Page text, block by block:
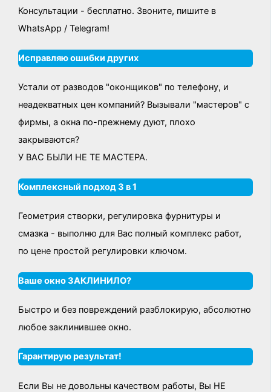
Консультации - бесплатно. Звоните, пишите в
WhatsApp / Telegram!
Исправляю ошибки других
Устали от разводов "оконщиков" по телефону, и
неадекватных цен компаний? Вызывали "мастеров" с
фирмы, а окна по-прежнему дуют, плохо
закрываются?
У ВАС БЫЛИ НЕ ТЕ МАСТЕРА.
Комплексный подход 3 в 1
Геометрия створки, регулировка фурнитуры и
смазка - выполню для Вас полный комплекс работ,
по цене простой регулировки ключом.
Ваше окно ЗАКЛИНИЛО?
Быстро и без повреждений разблокирую, абсолютно
любое заклинившее окно.
Гарантирую результат!
Если Вы не довольны качеством работы, Вы НЕ